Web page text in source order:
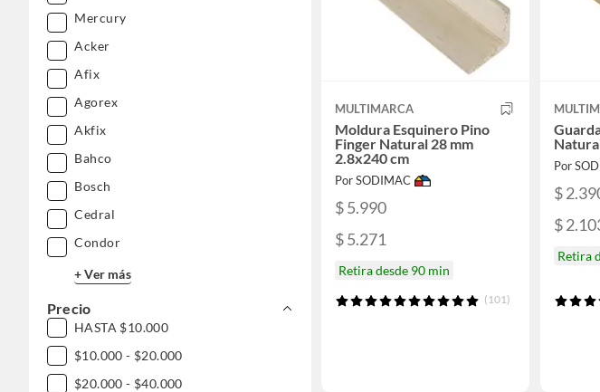
Mercury
Acker
Afix
Agorex
Akfix
Bahco
Bosch
Cedral
Condor
+ Ver más
Precio
HASTA $10.000
$10.000 - $20.000
$20.000 - $40.000
MULTIMARCA
Moldura Esquinero Pino
Finger Natural 28 mm
2.8x240 cm
Por SODIMAC
$ 5.990
$ 5.271
Retira desde 90 min
(101)
Por
$
$
Retira